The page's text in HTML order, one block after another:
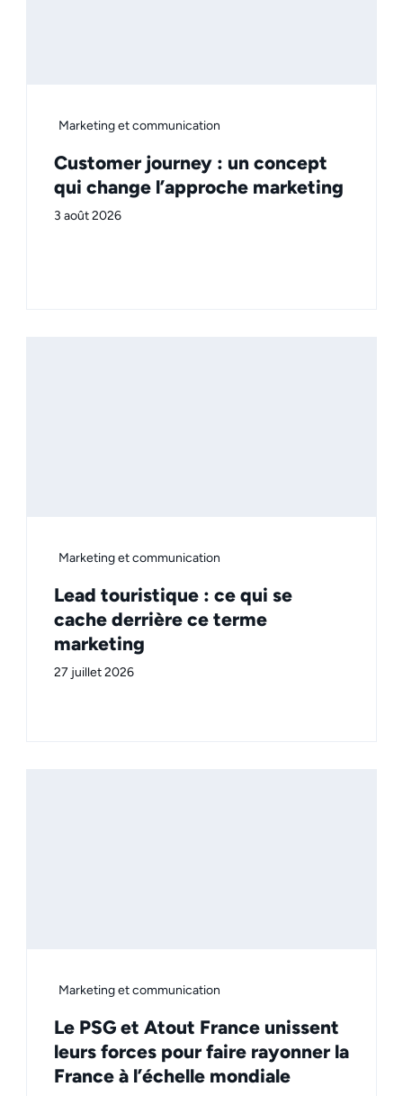
Marketing et communication
Customer journey : un concept
qui change l’approche marketing
3 août 2026
Marketing et communication
Lead touristique : ce qui se
cache derrière ce terme
marketing
27 juillet 2026
Marketing et communication
Le PSG et Atout France unissent
leurs forces pour faire rayonner la
France à l’échelle mondiale